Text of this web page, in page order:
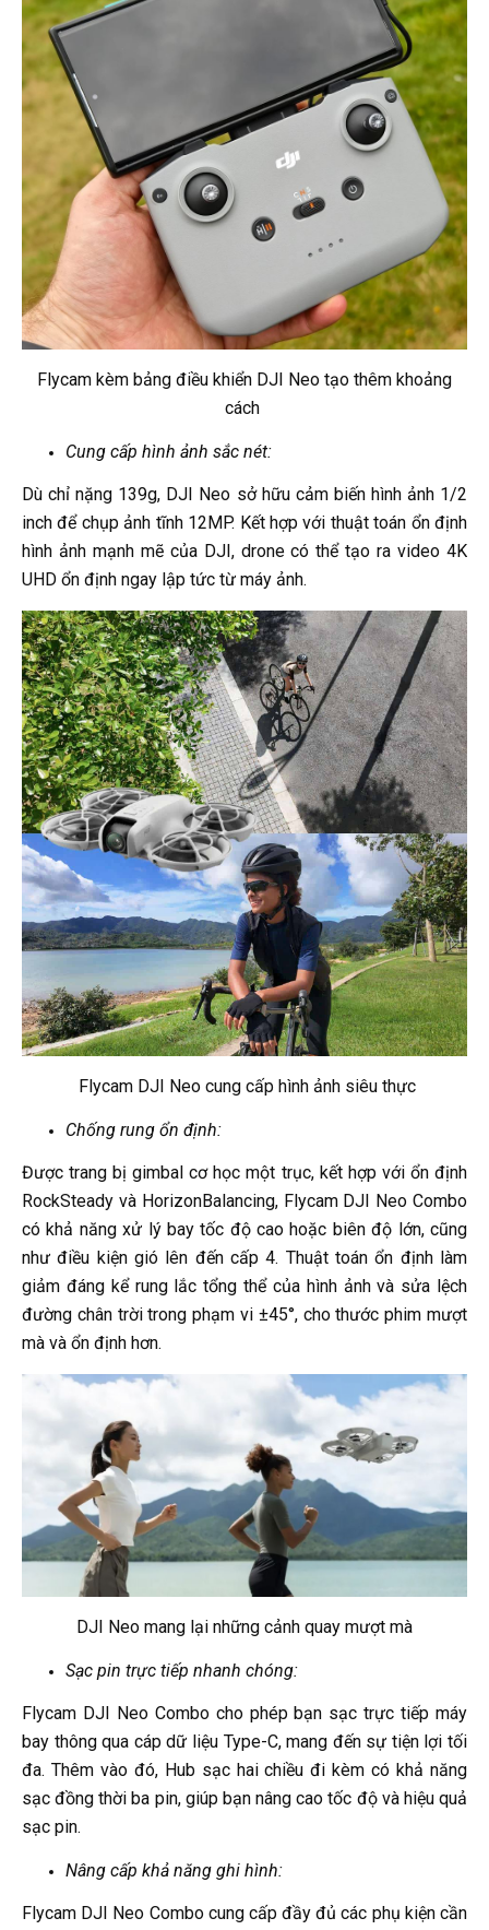
Flycam kèm bảng điều khiển DJI Neo tạo thêm khoảng
cách
Cung cấp hình ảnh sắc nét:
Dù chỉ nặng 139g, DJI Neo sở hữu cảm biến hình ảnh 1/2
inch để chụp ảnh tĩnh 12MP. Kết hợp với thuật toán ổn định
hình ảnh mạnh mẽ của DJI, drone có thể tạo ra video 4K
UHD ổn định ngay lập tức từ máy ảnh.
Flycam DJI Neo cung cấp hình ảnh siêu thực
Chống rung ổn định:
Được trang bị gimbal cơ học một trục, kết hợp với ổn định
RockSteady và HorizonBalancing, Flycam DJI Neo Combo
có khả năng xử lý bay tốc độ cao hoặc biên độ lớn, cũng
như điều kiện gió lên đến cấp 4. Thuật toán ổn định làm
giảm đáng kể rung lắc tổng thể của hình ảnh và sửa lệch
đường chân trời trong phạm vi ±45°, cho thước phim mượt
mà và ổn định hơn.
DJI Neo mang lại những cảnh quay mượt mà
Sạc pin trực tiếp nhanh chóng:
Flycam DJI Neo Combo cho phép bạn sạc trực tiếp máy
bay thông qua cáp dữ liệu Type-C, mang đến sự tiện lợi tối
đa. Thêm vào đó, Hub sạc hai chiều đi kèm có khả năng
sạc đồng thời ba pin, giúp bạn nâng cao tốc độ và hiệu quả
sạc pin.
Nâng cấp khả năng ghi hình:
Flycam DJI Neo Combo cung cấp đầy đủ các phụ kiện cần